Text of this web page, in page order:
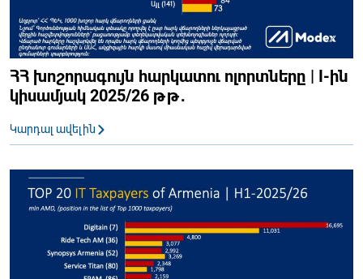
ՀՀ խոշորագույն հարկատու ոլորտները | I-ին
կիսամյակ 2025/26 թթ․
Կարդալ ավելին